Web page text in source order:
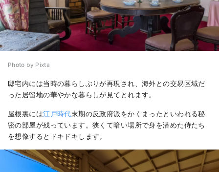
Photo by Pixta
邸宅内には当時の暮らしぶりが再現され、海外との交易区域だ
った居留地の華やかな暮らしが見てとれます。
屋根裏には江戸時代末期の反政府派をかくまったといわれる秘
密の部屋が残っています。狭くて暗い場所で身を潜めた侍たち
を想像するとドキドキします。